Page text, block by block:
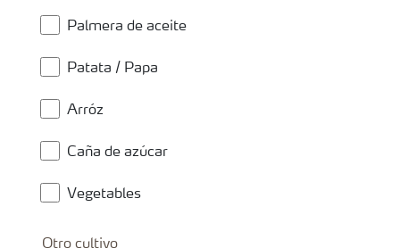
Palmera de aceite
Patata / Papa
Arróz
Caña de azúcar
Vegetables
Otro cultivo